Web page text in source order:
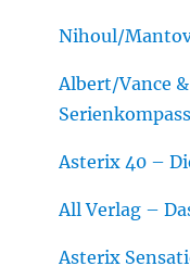
Nihoul/
Albert/Vance
Asterix 40 –
All Verlag –
Asterix